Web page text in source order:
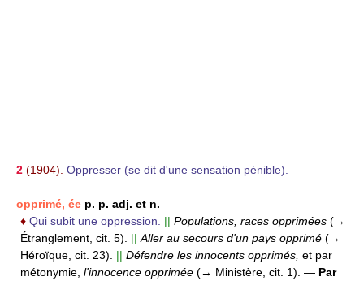
2 (1904). Oppresser (se dit d'une sensation pénible).
——————
opprimé, ée p. p. adj. et n.
♦ Qui subit une oppression. || Populations, races opprimées (→
Étranglement, cit. 5).
|| Aller au secours d'un pays opprimé (→
Héroïque, cit. 23).
|| Défendre les innocents opprimés, et par
métonymie, l'innocence opprimée (→ Ministère, cit. 1). — Par